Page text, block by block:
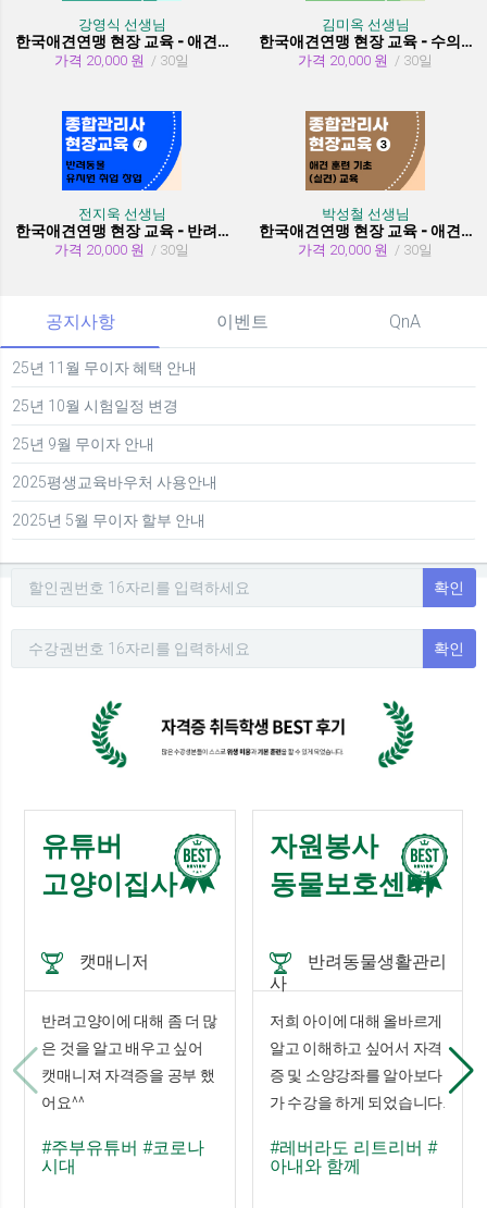
강영식 선생님
한국애견연맹 현장 교육 - 애견훈련사/핸들러 취업 및 창업
가격 20,000 원 / 30일
김미옥 선생님
한국애견연맹 현장 교육 - 수의테크니션(동물보건사) (취업 현장 교육)
가격 20,000 원 / 30일
전지욱 선생님
한국애견연맹 현장 교육 - 반려동물 유치원 취창업
가격 20,000 원 / 30일
박성철 선생님
한국애견연맹 현장 교육 - 애견 훈련 기초 (실견)
가격 20,000 원 / 30일
공지사항 이벤트 QnA
25년 11월 무이자 혜택 안내
25년 10월 시험일정 변경
25년 9월 무이자 안내
2025평생교육바우처 사용안내
2025년 5월 무이자 할부 안내
확인
확인
유튜버
고양이집사
캣매니저
반려고양이에 대해 좀 더 많
은 것을 알고 배우고 싶어
캣매니져 자격증을 공부 했
어요^^
#주부유튜버 #코로나
시대
자원봉사
동물보호센터
반려동물생활관리
사
저희 아이에 대해 올바르게
알고 이해하고 싶어서 자격
증 및 소양강좌를 알아보다
가 수강을 하게 되었습니다.
#레버라도 리트리버 #
아내와 함께